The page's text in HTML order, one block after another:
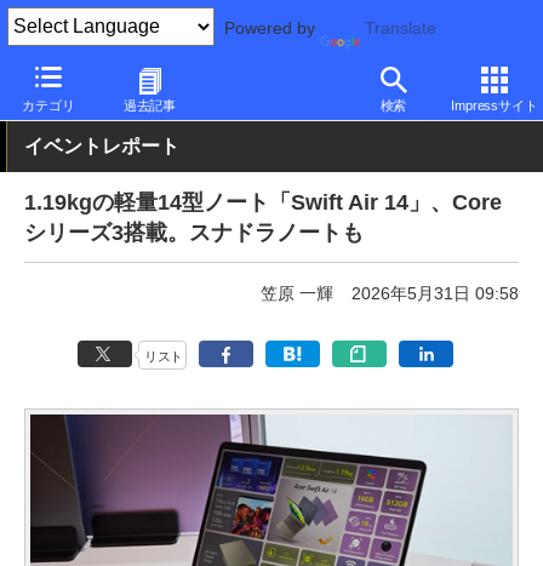
Powered by Translate
カテゴリ 過去記事 検索 Impressサイト
PC Watch イベント 2026
イベントレポート
1.19kgの軽量14型ノート「Swift Air 14」、Core
シリーズ3搭載。スナドラノートも
笠原 一輝 2026年5月31日 09:58
リスト